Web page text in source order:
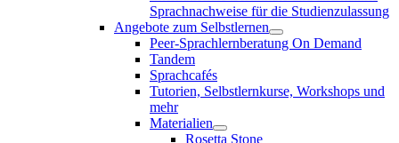
Sprachnachweise für die Studienzulassung
Angebote zum Selbstlernen
Peer-Sprachlernberatung On Demand
Tandem
Sprachcafés
Tutorien, Selbstlernkurse, Workshops und
mehr
Materialien
Rosetta Stone